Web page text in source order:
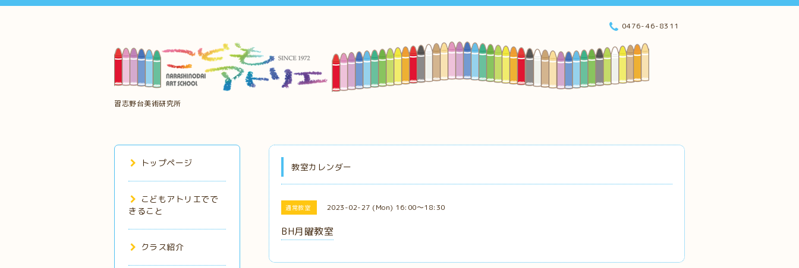
習志野台美術研究所
0476-46-8311
教室カレンダー
通常教室 2023-02-27 (Mon) 16:00～18:30
BH月曜教室
トップページ
こどもアトリエでで
きること
クラス紹介